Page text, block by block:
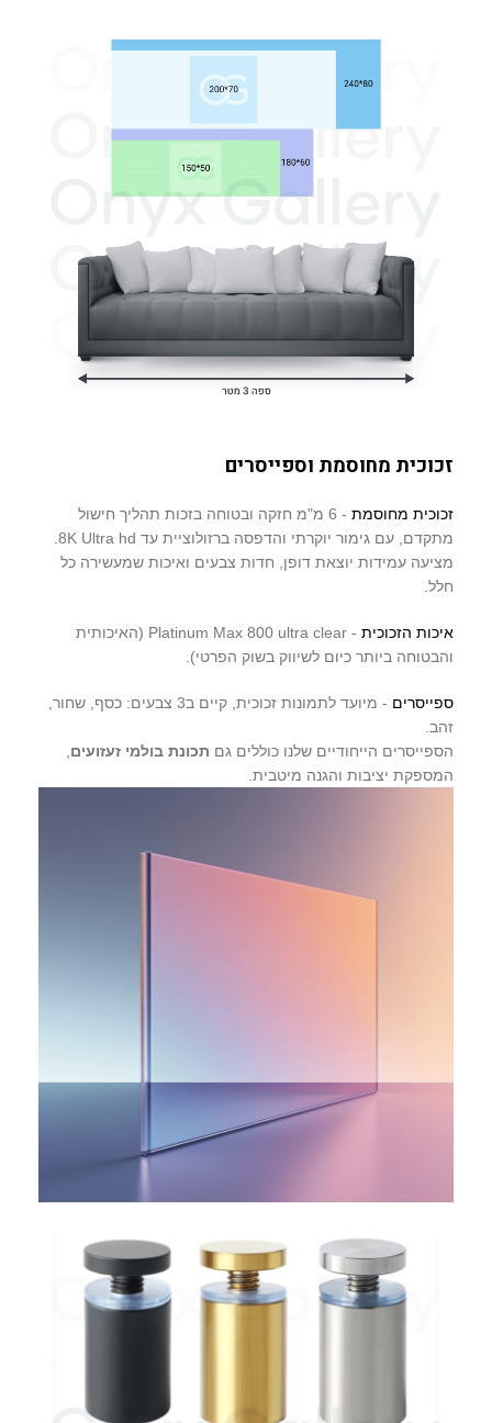
זכוכית מחוסמת וספייסרים
זכוכית מחוסמת
- 6 מ"מ חזקה ובטוחה בזכות תהליך חישול
מציעה עמידות יוצאת דופן, חדות צבעים ואיכות שמעשירה כל
חלל.
איכות הזכוכית
- Platinum Max 800 ultra clear (האיכותית
והבטוחה ביותר כיום לשיווק בשוק הפרטי).
ספייסרים
- מיועד לתמונות זכוכית, קיים ב3 צבעים: כסף, שחור,
זהב.
הספייסרים הייחודיים שלנו כוללים גם תכונת בולמי זעזועים
המספקת יציבות והגנה מיטבית.